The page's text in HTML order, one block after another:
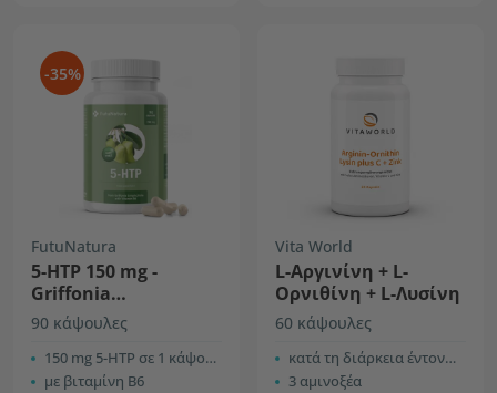
-35%
FutuNatura
5-HTP 150 mg -
Griffonia
Simplicifolia
90 κάψουλες
150 mg 5-HTP σε 1 κάψουλα
με βιταμίνη B6
Vita World
L-Αργινίνη + L-
Ορνιθίνη + L-Λυσίνη
60 κάψουλες
κατά τη διάρκεια έντονων προπονήσεων
3 αμινοξέα